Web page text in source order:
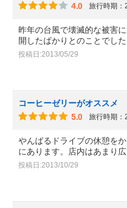
4.0
旅行時期：
昨年の台風で壊滅的な被害
開したばかりとのことでし
投稿日:2013/05/29
コーヒーゼリーがオススメ
5.0
旅行時期：
やんばるドライブの休憩を
にあります。店内はあまり
投稿日:2013/10/29